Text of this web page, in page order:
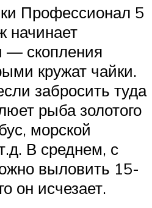
Профессионал 5
начинает
— скопления
кружат чайки.
забросить туда
рыба золотого
морской
В среднем, с
выловить 15-
он исчезает.